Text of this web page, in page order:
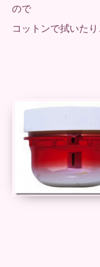
ので
コットンで拭いた